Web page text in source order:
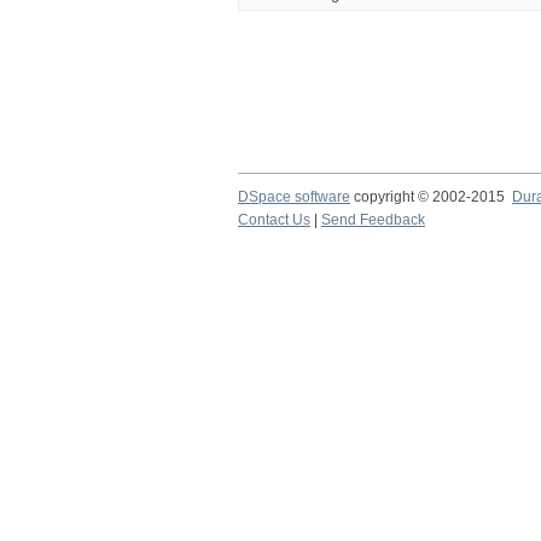
DSpace software copyright © 2002-2015
Contact Us
Send Feedback